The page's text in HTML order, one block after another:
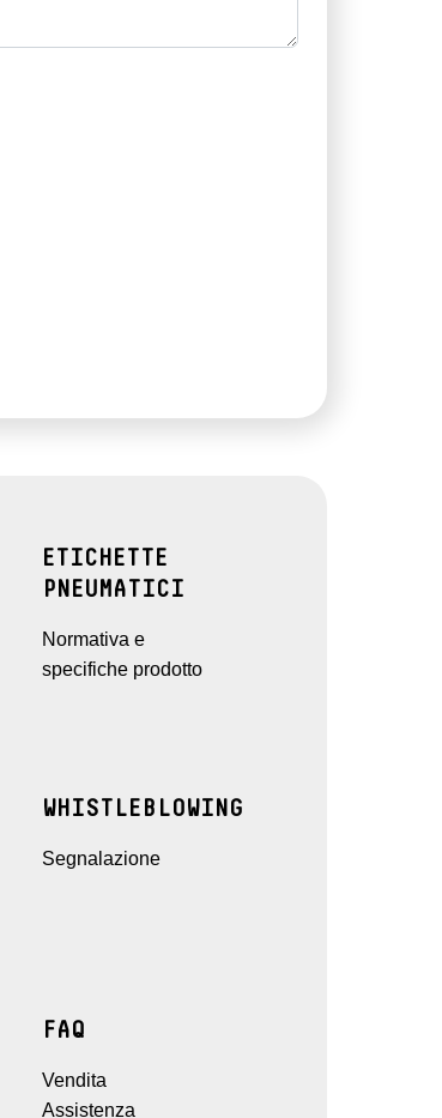
ETICHETTE
PNEUMATICI
Normativa e
specifiche prodotto
WHISTLEBLOWING
Segnalazione
FAQ
Vendita
Assistenza